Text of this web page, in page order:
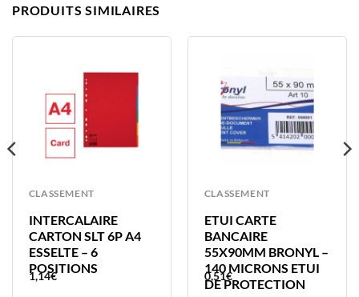
PRODUITS SIMILAIRES
CLASSEMENT
INTERCALAIRE
CARTON SLT 6P A4
ESSELTE – 6
POSITIONS
1,14€
CLASSEMENT
ETUI CARTE
BANCAIRE
55X90MM BRONYL –
140 MICRONS ETUI
DE PROTECTION
0,51€